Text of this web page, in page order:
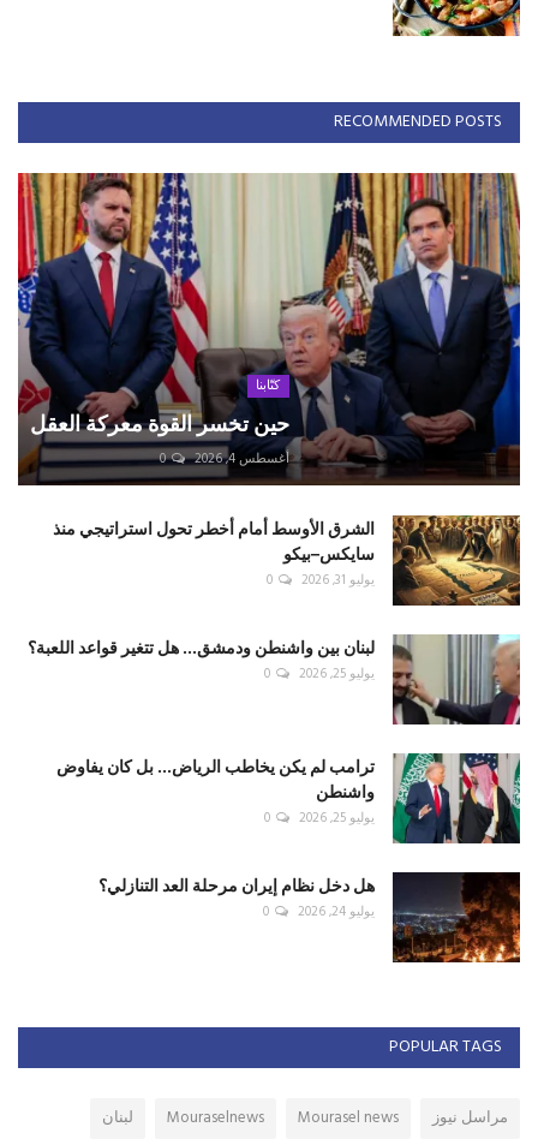
RECOMMENDED POSTS
كتّابنا
حين تخسر القوة معركة العقل
أغسطس 4, 2026 0
الشرق الأوسط أمام أخطر تحول استراتيجي منذ
سايكس–بيكو
يوليو 31, 2026 0
لبنان بين واشنطن ودمشق... هل تتغير قواعد اللعبة؟
يوليو 25, 2026 0
ترامب لم يكن يخاطب الرياض... بل كان يفاوض
واشنطن
يوليو 25, 2026 0
هل دخل نظام إيران مرحلة العد التنازلي؟
يوليو 24, 2026 0
POPULAR TAGS
مراسل نيوز Mourasel news
Mouraselnews
لبنان